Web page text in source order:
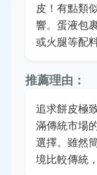
皮！有點類
響。蛋液包
或火腿等配料
推薦理由：
追求餅皮極
滿傳統市場
選擇。雖然
境比較傳統